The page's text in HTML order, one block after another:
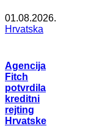
01.08.2026.
Hrvatska
Agencija
Fitch
potvrdila
kreditni
rejting
Hrvatske